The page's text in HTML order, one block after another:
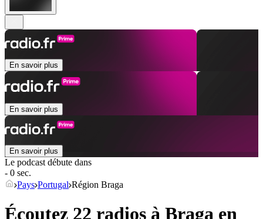
En savoir plus
En savoir plus
En savoir plus
Le podcast débute dans
- 0 sec.
Pays Portugal Région Braga
Écoutez 22 radios à Braga en